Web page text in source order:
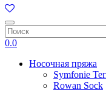
0.0
Носочная пряжа
Symfonie
Rowan Sock